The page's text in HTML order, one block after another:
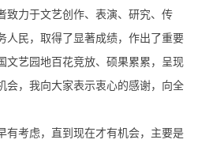
致力于文艺创作、表演、研究、传
人民，取得了显著成绩，作出了重要
文艺园地百花竞放、硕果累累，呈现
会，我向大家表示衷心的感谢，向全
有考虑，直到现在才有机会，主要是